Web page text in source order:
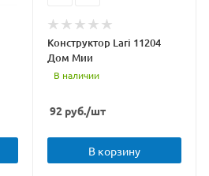
Конструктор Lari 11204
Дом Мии
В наличии
92руб./шт
В корзину